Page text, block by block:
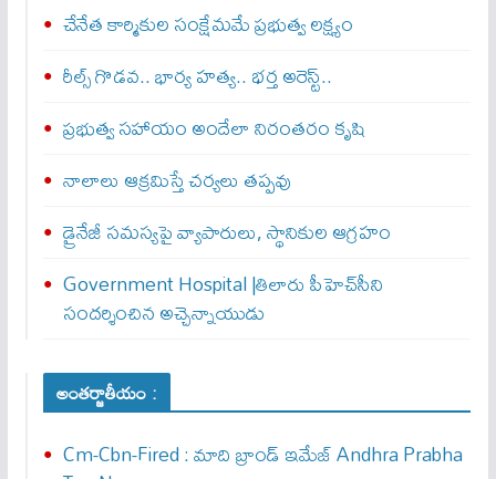
చేనేత కార్మికుల సంక్షేమమే ప్రభుత్వ లక్ష్యం
రీల్స్ గొడవ.. భార్య హత్య.. భర్త అరెస్ట్..
ప్రభుత్వ సహాయం అందేలా నిరంతరం కృషి
నాలాలు ఆక్రమిస్తే చర్యలు తప్పవు
డ్రైనేజీ సమస్యపై వ్యాపారులు, స్థానికుల ఆగ్రహం
Government Hospital |తిలారు పీహెచ్‌సీని
సందర్శించిన అచ్చెన్నాయుడు
అంతర్జాతీయం :
Cm-Cbn-Fired : మాది బ్రాండ్ ఇమేజ్ Andhra Prabha